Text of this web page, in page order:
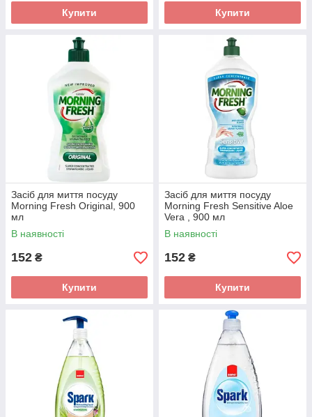
Купити Купити
Засіб для миття посуду
Morning Fresh Original, 900
мл
В наявності
152 ₴
Купити
Засіб для миття посуду
Morning Fresh Sensitive Aloe
Vera , 900 мл
В наявності
152 ₴
Купити